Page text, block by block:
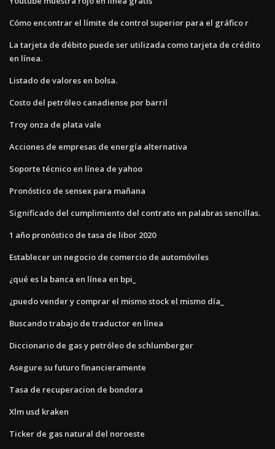
Cómo encontrar el límite de control superior para el gráfico r
La tarjeta de débito puede ser utilizada como tarjeta de crédito
en línea.
Listado de valores en bolsa.
Costo del petróleo canadiense por barril
Troy onza de plata vale
Acciones de empresas de energía alternativa
Soporte técnico en línea de yahoo
Pronóstico de sensex para mañana
Significado del cumplimiento del contrato en palabras sencillas.
1 año pronóstico de tasa de libor 2020
Establecer un negocio de comercio de automóviles
¿qué es la banca en línea en bpi_
¿puedo vender y comprar el mismo stock el mismo día_
Buscando trabajo de traductor en línea
Diccionario de gas y petróleo de schlumberger
Asegure su futuro financieramente
Tasa de recuperacion de bondora
Xlm usd kraken
Ticker de gas natural del noroeste